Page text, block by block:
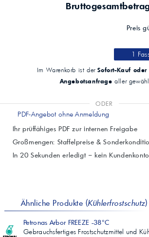
Preis
1
Im Warenkorb ist derSofort-Kauf
Angebotsanfrage aller
ODER
PDF-Angebot ohne Anmeldung
Ihr prüffähiges PDF zur internen Freigabe
Großmengen: Staffelpreise &
In 20 Sekunden erledigt – kein
Ähnliche Produkte (Kühlerfrostschutz)
Petronas Arbor FREEZE -38°C
Gebrauchsfertiges Frostschutzmittel und